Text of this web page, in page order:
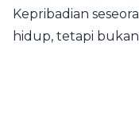
Kepribadian
hidup, tetapi